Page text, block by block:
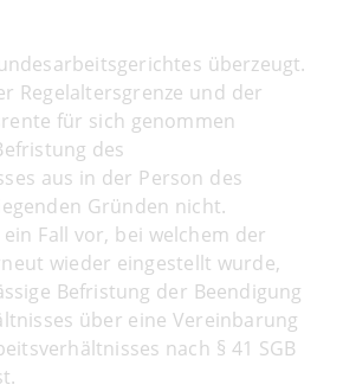
überzeugt.
Regelaltersgrenze und der
für sich genommen
des
aus in der Person des
Gründen nicht.
Fall vor, bei welchem der
wieder eingestellt wurde,
Befristung der Beendigung
über eine Vereinbarung
nach § 41 SGB